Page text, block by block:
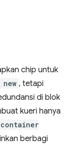
chip untuk
, tetapi
di blok
kueri hanya
berbagi